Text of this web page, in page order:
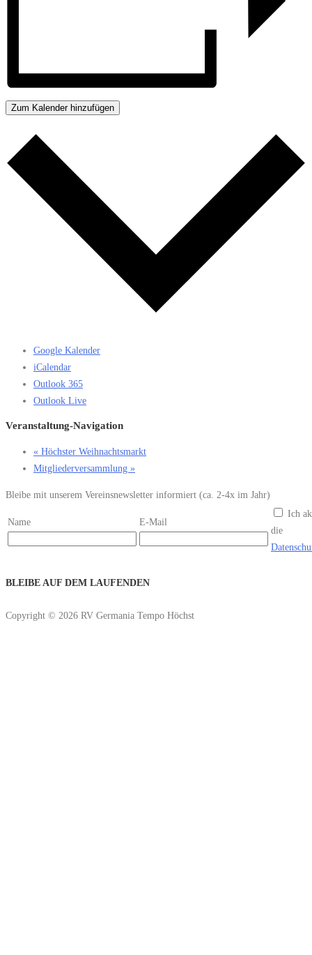
Zum Kalender hinzufügen
Google Kalender
iCalendar
Outlook 365
Outlook Live
Veranstaltung-Navigation
« Höchster Weihnachtsmarkt
Mitgliederversammlung »
Bleibe mit unserem Vereinsnewsletter informiert (ca. 2-4x im Jahr)
Name E-Mail
Ich
die
BLEIBE AUF DEM LAUFENDEN
Copyright © 2026 RV Germania Tempo Höchst